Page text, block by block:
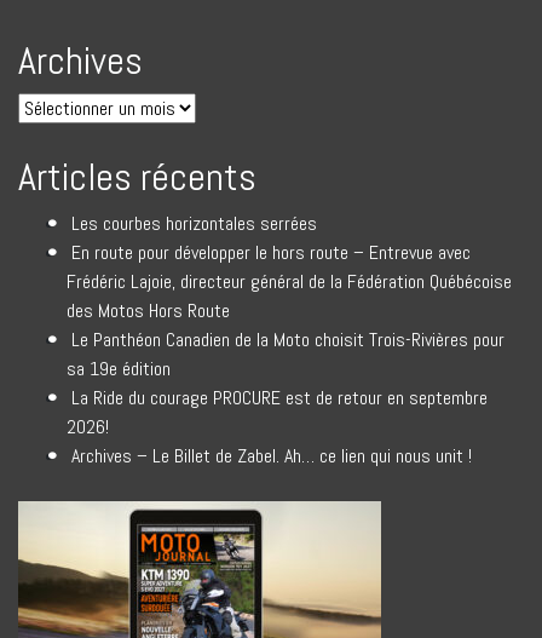
Archives
Articles récents
Les courbes horizontales serrées
En route pour développer le hors route – Entrevue avec
Frédéric Lajoie, directeur général de la Fédération Québécoise
des Motos Hors Route
Le Panthéon Canadien de la Moto choisit Trois-Rivières pour
sa 19e édition
La Ride du courage PROCURE est de retour en septembre
2026!
Archives – Le Billet de Zabel. Ah… ce lien qui nous unit !